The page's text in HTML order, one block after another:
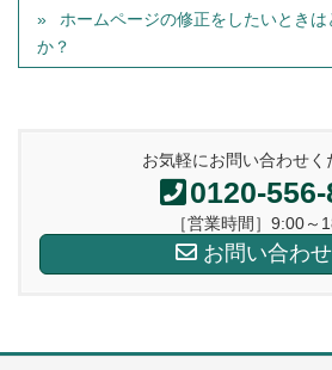
ホームページの修正をしたいとき
か？
お気軽にお問い合わせく
0120-
［営業時間］9:00～
お問い合わせ